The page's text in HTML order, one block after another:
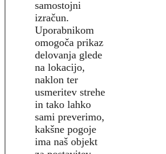
samostojni
izračun.
Uporabnikom
omogoča prikaz
delovanja glede
na lokacijo,
naklon ter
usmeritev strehe
in tako lahko
sami preverimo,
kakšne pogoje
ima naš objekt